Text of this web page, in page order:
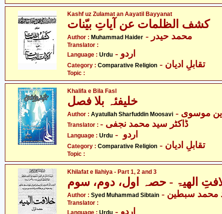
Kashf uz Zulamat an Aayatil Bayyanat
کشف الظلمات عن آیاتِ بیّنات
Author : Muhammad Haider - محمد حیدر
Translator :
Language : Urdu - اردو
Category : Comparative Religion - تقابلِ ادیان
Topic :
Khalifa e Bila Fasl
خلیفئہ بلا فصل
Author : Ayatullah Sharfuddin Moosavi موسوی
Translator : - ڈاکٹر سید محمد نجفی
Language : Urdu
Category : Comparative Religion - تقابلِ ادیان
Topic :
Khilafat e Ilahiya - Part 1, 2 and 3
الھیۃ - حصہ اول، دوم، سوم
Author : Syed Muhammad Sibtain محمد سبطین
Translator :
Language : Urdu - اردو